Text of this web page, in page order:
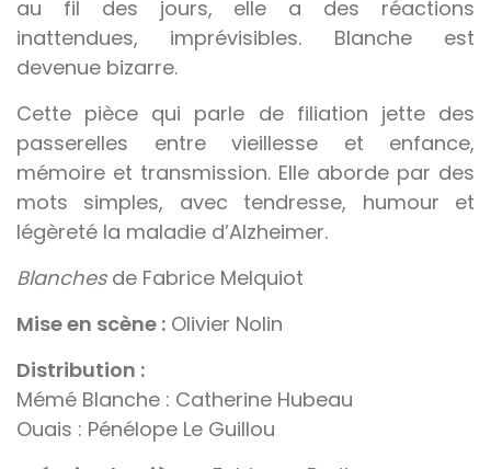
au fil des jours, elle a des réactions
inattendues, imprévisibles. Blanche est
devenue bizarre.
Cette pièce qui parle de filiation jette des
passerelles entre vieillesse et enfance,
mémoire et transmission. Elle aborde par des
mots simples, avec tendresse, humour et
légèreté la maladie d’Alzheimer.
Blanches de Fabrice Melquiot
Mise en scène : Olivier Nolin
Distribution :
Mémé Blanche : Catherine Hubeau
Ouais : Pénélope Le Guillou